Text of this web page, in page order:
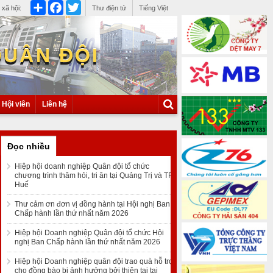
xã hội: Share Facebook
TwitterThư điện tử Tiếng Việt
ĐỘI
Hội viên Liên hệ
Đọc nhiều
Hiệp hội doanh nghiệp Quân đội tổ chức
chương trình thăm hỏi, tri ân tại Quảng Trị và TP
Huế
Thư cảm ơn đơn vị đồng hành tại Hội nghị Ban
Chấp hành lần thứ nhất năm 2026
Hiệp hội Doanh nghiệp Quân đội tổ chức Hội
nghị Ban Chấp hành lần thứ nhất năm 2026
Hiệp hội Doanh nghiệp quân đội trao quà hỗ trợ
cho đồng bào bị ảnh hưởng bởi thiên tai tại